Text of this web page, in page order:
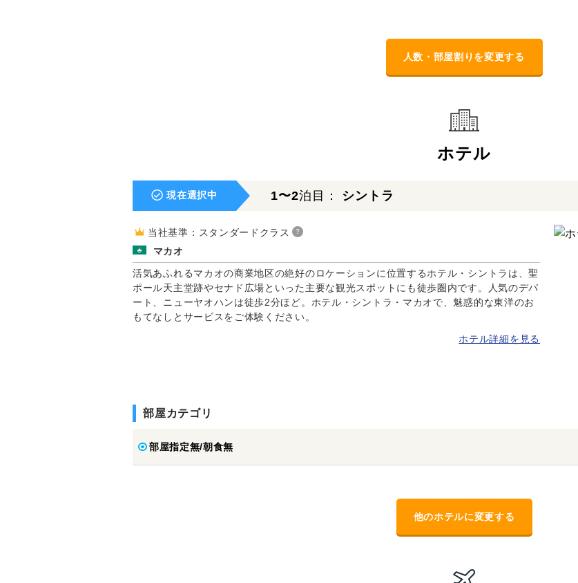
人数・部屋割りを変更する
ホテル
現在選択中 1〜2泊目： シントラ
当社基準：スタンダードクラス ?
マカオ
活気あふれるマカオの商業地区の絶好のロケーションに位置するホテル・シントラは、聖
ポール天主堂跡やセナド広場といった主要な観光スポットにも徒歩圏内です。人気のデパ
ート、ニューヤオハンは徒歩2分ほど。ホテル・シントラ・マカオで、魅惑的な東洋のお
もてなしとサービスをご体験ください。
ホテル詳細を見る
部屋カテゴリ
部屋指定無/朝食無
他のホテルに変更する